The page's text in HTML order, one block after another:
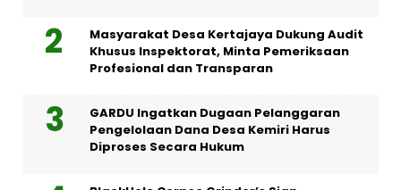
Masyarakat Desa Kertajaya Dukung Audit
Khusus Inspektorat, Minta Pemeriksaan
Profesional dan Transparan
GARDU Ingatkan Dugaan Pelanggaran
Pengelolaan Dana Desa Kemiri Harus
Diproses Secara Hukum